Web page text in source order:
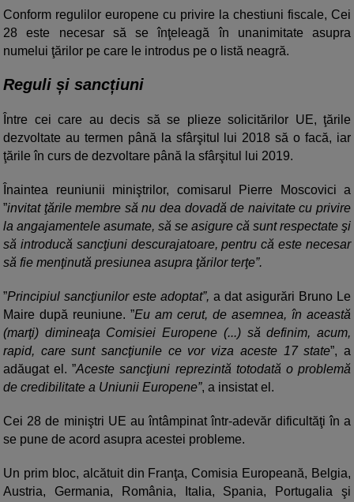
Conform regulilor europene cu privire la chestiuni fiscale, Cei
28 este necesar să se înţeleagă în unanimitate asupra
numelui ţărilor pe care le introdus pe o listă neagră.
Reguli și sancțiuni
Între cei care au decis să se plieze solicitărilor UE, ţările
dezvoltate au termen până la sfârşitul lui 2018 să o facă, iar
ţările în curs de dezvoltare până la sfârşitul lui 2019.
Înaintea reuniunii miniştrilor, comisarul Pierre Moscovici a
”invitat ţările membre să nu dea dovadă de naivitate cu privire
la angajamentele asumate, să se asigure că sunt respectate şi
să introducă sancţiuni descurajatoare, pentru că este necesar
să fie menţinută presiunea asupra ţărilor terţe”.
”Principiul sancţiunilor este adoptat”, a dat asigurări Bruno Le
Maire după reuniune. ”Eu am cerut, de asemnea, în această
(marţi) dimineaţa Comisiei Europene (...) să definim, acum,
rapid, care sunt sancţiunile ce vor viza aceste 17 state”, a
adăugat el. ”Aceste sancţiuni reprezintă totodată o problemă
de credibilitate a Uniunii Europene”, a insistat el.
Cei 28 de miniştri UE au întâmpinat într-adevăr dificultăţi în a
se pune de acord asupra acestei probleme.
Un prim bloc, alcătuit din Franţa, Comisia Europeană, Belgia,
Austria, Germania, România, Italia, Spania, Portugalia şi